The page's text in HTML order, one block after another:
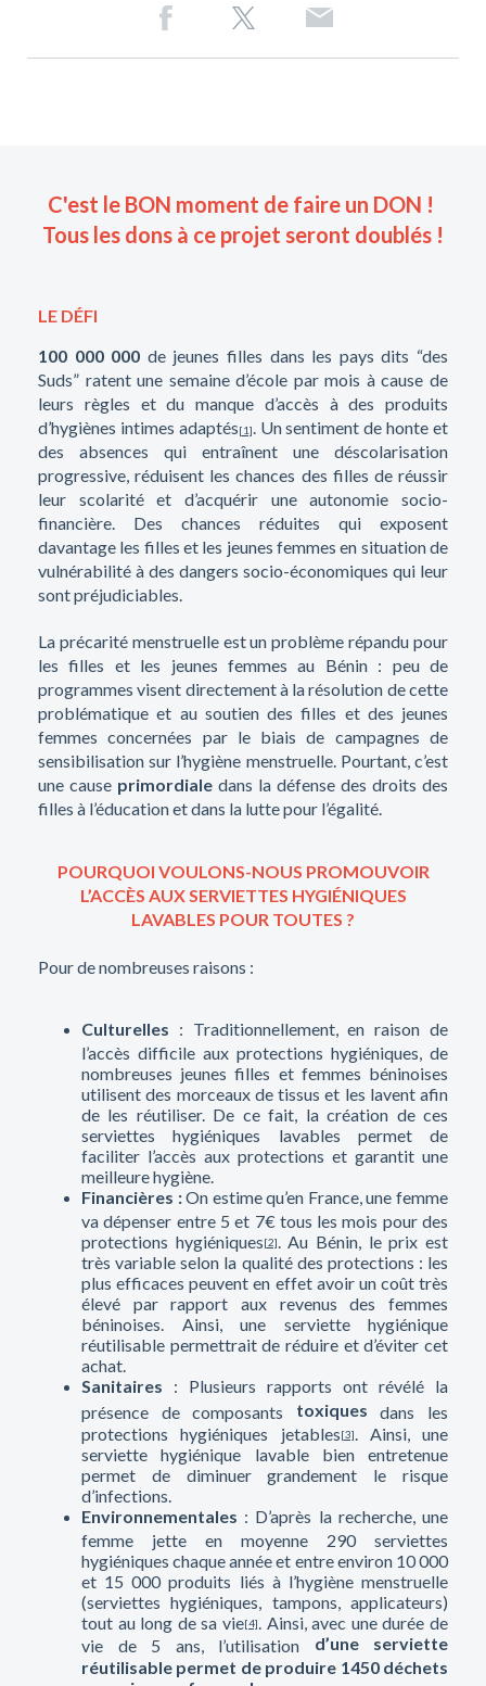
C'est le BON moment de faire un DON !
Tous les dons à ce projet seront doublés !
LE DÉFI
100 000 000 de jeunes filles dans les pays dits “des
Suds” ratent une semaine d’école par mois à cause de
leurs règles et du manque d’accès à des produits
d’hygiènes intimes adaptés[1]. Un sentiment de honte et
des absences qui entraînent une déscolarisation
progressive, réduisent les chances des filles de réussir
leur scolarité et d’acquérir une autonomie socio-
financière. Des chances réduites qui exposent
davantage les filles et les jeunes femmes en situation de
vulnérabilité à des dangers socio-économiques qui leur
sont préjudiciables.
La précarité menstruelle est un problème répandu pour
les filles et les jeunes femmes au Bénin : peu de
programmes visent directement à la résolution de cette
problématique et au soutien des filles et des jeunes
femmes concernées par le biais de campagnes de
sensibilisation sur l’hygiène menstruelle. Pourtant, c’est
une cause primordiale dans la défense des droits des
filles à l’éducation et dans la lutte pour l’égalité.
POURQUOI VOULONS-NOUS PROMOUVOIR
L’ACCÈS AUX SERVIETTES HYGIÉNIQUES
LAVABLES POUR TOUTES ?
Pour de nombreuses raisons :
Culturelles : Traditionnellement, en raison de
l’accès difficile aux protections hygiéniques, de
nombreuses jeunes filles et femmes béninoises
utilisent des morceaux de tissus et les lavent afin
de les réutiliser. De ce fait, la création de ces
serviettes hygiéniques lavables permet de
faciliter l’accès aux protections et garantit une
meilleure hygiène.
Financières :On estime qu’en France, une femme
va dépenser entre 5 et 7€ tous les mois pour des
protections hygiéniques[2]
. Au Bénin, le prix est
très variable selon la qualité des protections : les
plus efficaces peuvent en effet avoir un coût très
élevé par rapport aux revenus des femmes
béninoises. Ainsi, une serviette hygiénique
réutilisable permettrait de réduire et d’éviter cet
achat.
Sanitaires : Plusieurs rapports ont révélé la
présence de composants toxiquesdans les
protections hygiéniques jetables[3]
. Ainsi, une
serviette hygiénique lavable bien entretenue
permet de diminuer grandement le risque
d’infections.
Environnementales : D’après la recherche, une
femme jette en moyenne 290 serviettes
hygiéniques chaque année et entre environ 10 000
et 15 000 produits liés à l’hygiène menstruelle
(serviettes hygiéniques, tampons, applicateurs)
tout au long de sa vie[4]
. Ainsi, avec une durée de
vie de 5 ans, l’utilisation d’une serviette
réutilisable permet de produire 1450 déchets